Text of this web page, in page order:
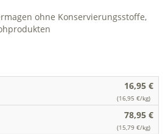
ohne Konservierungsstoffe,
16,95 €
(16,95 €/kg)
78,95 €
(15,79 €/kg)